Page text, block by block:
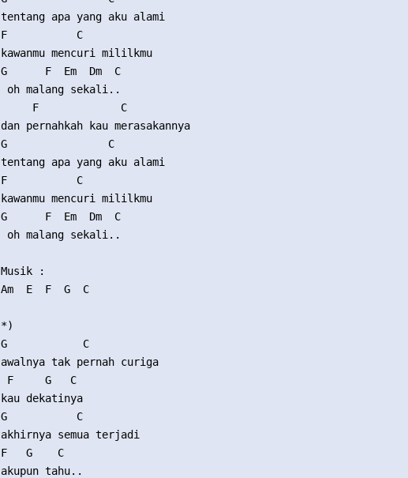
tentang apa yang aku alami
F           C
kawanmu mencuri mililkmu
G      F  Em  Dm  C
oh malang sekali..
     F             C
dan pernahkah kau merasakannya
G                C
tentang apa yang aku alami
F           C
kawanmu mencuri mililkmu
G      F  Em  Dm  C
oh malang sekali..
Musik :
Am  E  F  G  C
*)
G            C
awalnya tak pernah curiga
F     G   C
kau dekatinya
G           C
akhirnya semua terjadi
F   G    C
akupun tahu..